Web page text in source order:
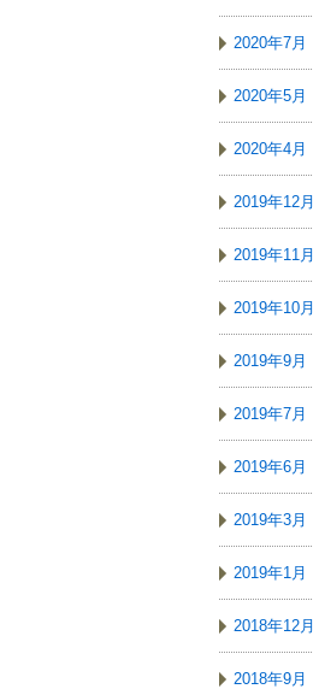
2020年7月
2020年5月
2020年4月
2019年12月
2019年11月
2019年10月
2019年9月
2019年7月
2019年6月
2019年3月
2019年1月
2018年12月
2018年9月